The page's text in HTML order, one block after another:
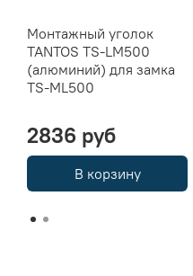
Монтажный уголок
TANTOS TS-LM500
(алюминий) для замка
TS-ML500
2836 руб
В корзину